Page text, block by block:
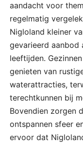
aandacht voor
regelmatig
Nigloland kleiner
gevarieerd aanbod
leeftijden.
genieten van
waterattracties,
terechtkunnen bij
Bovendien zorgen
ontspannen sfeer
ervoor dat